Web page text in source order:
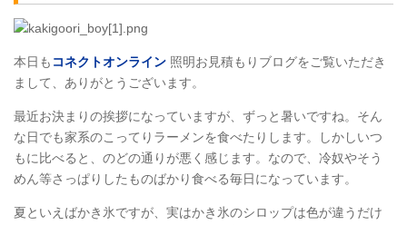
本日も コネクトオンライン 照明お見積もりブログをご覧いただき
まして、ありがとうございます。
最近お決まりの挨拶になっていますが、ずっと暑いですね。そん
な日でも家系のこってりラーメンを食べたりします。しかしいつ
もに比べると、のどの通りが悪く感じます。なので、冷奴やそう
めん等さっぱりしたものばかり食べる毎日になっています。
夏といえばかき氷ですが、実はかき氷のシロップは色が違うだけ